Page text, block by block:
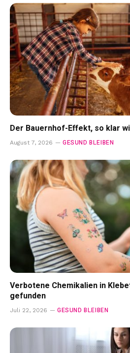
Der Bauernhof-Effekt, so klar
August 7, 2026 GESUND BLEIBEN
Verbotene Chemikalien in
gefunden
Juli 22, 2026 GESUND BLEIBEN